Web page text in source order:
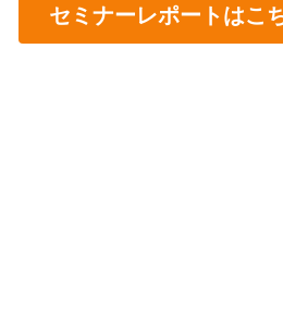
セミナーレポートはこ